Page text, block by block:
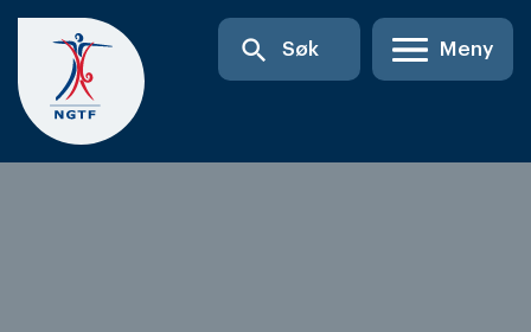
Skip
content
search Søk Meny